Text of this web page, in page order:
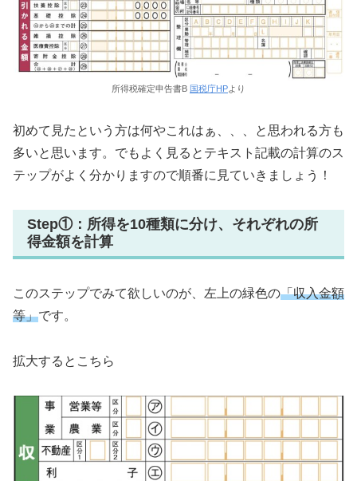
所得税確定申告書B 国税庁HPより
初めて見たという方は何やこれはぁ、、、と思われる方も
多いと思います。でもよく見るとテキスト記載の計算のス
テップがよく分かりますので順番に見ていきましょう！
Step①：所得を10種類に分け、それぞれの所
得金額を計算
このステップでみて欲しいのが、左上の緑色の「収入金額
等」です。
拡大するとこちら